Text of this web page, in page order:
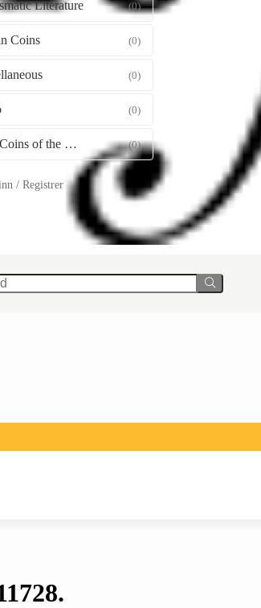
Literature (0)
Coins (0)
(0)
(0)
Gold Coins of the World (0)
/ Registrer